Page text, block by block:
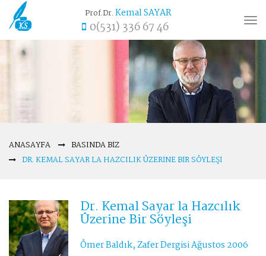
Prof.Dr.Kemal SAYAR
0(531) 336 67 46
ANASAYFA
BASINDA BIZ
DR. KEMAL SAYAR LA HAZCILIK ÜZERINE BIR SÖYLEŞI
Dr. Kemal Sayar la Hazcılık
Üzerine Bir Söyleşi
Ömer Baldık, Zafer Dergisi Ağustos 2006